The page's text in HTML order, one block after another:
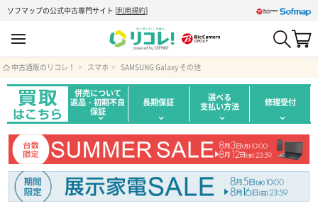
ソフマップの公式中古専門サイト [利用規約]
中古通販のリコレ！ スマホ SAMSUNG Galaxy その他
併売について
返品・初期不良
保証
長期保証 選べる
支払い方法 修理受付